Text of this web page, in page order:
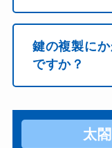
鍵の複製に
ですか？
太